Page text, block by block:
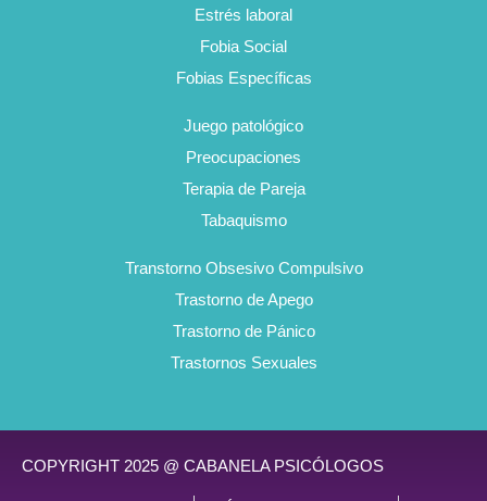
Estrés laboral
Fobia Social
Fobias Específicas
Juego patológico
Preocupaciones
Terapia de Pareja
Tabaquismo
Transtorno Obsesivo Compulsivo
Trastorno de Apego
Trastorno de Pánico
Trastornos Sexuales
COPYRIGHT 2025 @ CABANELA PSICÓLOGOS